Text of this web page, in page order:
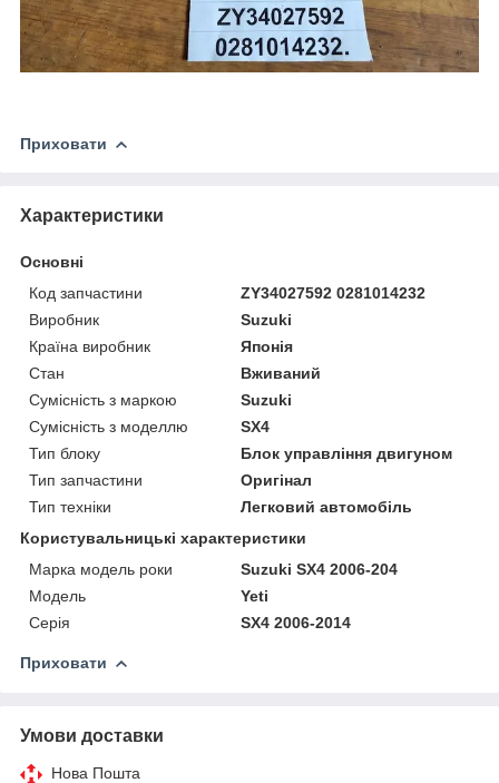
Приховати
Характеристики
Основні
Код запчастини
ZY34027592 0281014232
Виробник
Suzuki
Країна виробник
Японія
Стан
Вживаний
Сумісність з маркою
Suzuki
Сумісність з моделлю
SX4
Тип блоку
Блок управління двигуном
Тип запчастини
Оригінал
Тип техніки
Легковий автомобіль
Користувальницькі характеристики
Марка модель роки
Suzuki SX4 2006-204
Мoдель
Yeti
Серія
SX4 2006-2014
Приховати
Умови доставки
Нова Пошта